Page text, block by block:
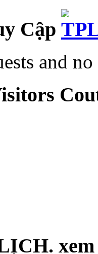
Cập
and
xem